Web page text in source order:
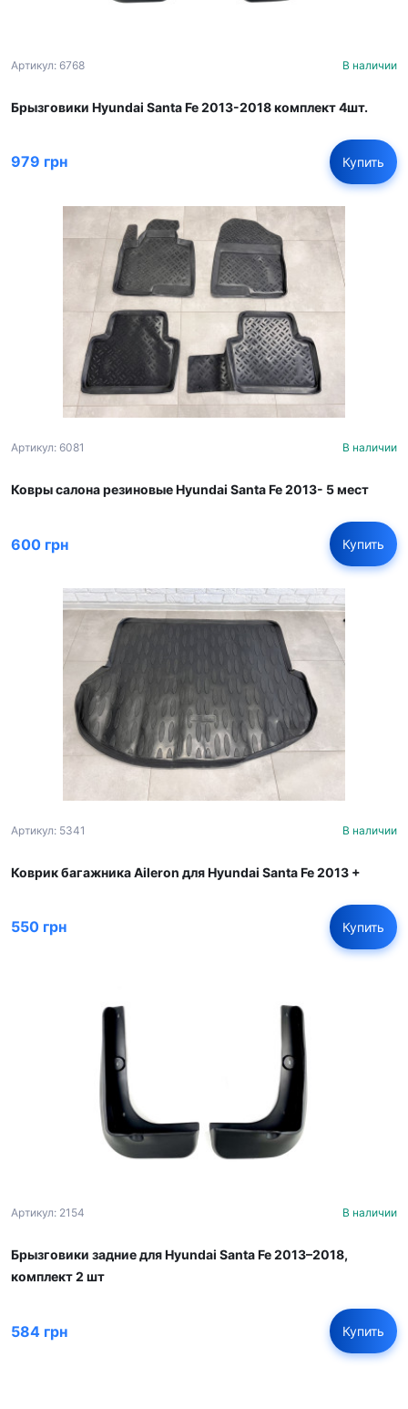
Артикул: 6768 В наличии
Брызговики Hyundai Santa Fe 2013-2018 комплект 4шт.
979 грн Купить
Артикул: 6081 В наличии
Ковры салона резиновые Hyundai Santa Fe 2013- 5 мест
600 грн Купить
Артикул: 5341 В наличии
Коврик багажника Aileron для Hyundai Santa Fe 2013 +
550 грн Купить
Артикул: 2154 В наличии
Брызговики задние для Hyundai Santa Fe 2013–2018,
комплект 2 шт
584 грн Купить